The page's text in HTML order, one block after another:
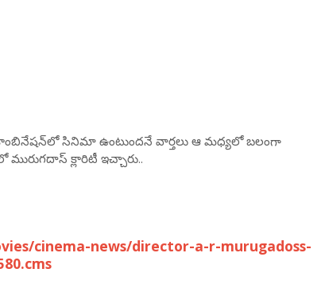
కాంబినేష‌న్‌లో సినిమా ఉంటుంద‌నే వార్త‌లు ఆ మ‌ధ్య‌లో బ‌లంగా
క్లారిటీ ఇచ్చారు..
cinema-news/director-a-r-murugadoss-